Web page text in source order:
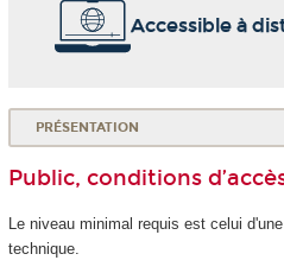
Accessible à
PRÉSENTATION
Public, conditions
Le niveau minimal requis est celui
technique.